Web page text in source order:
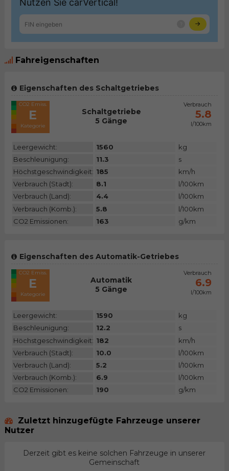
Fahreigenschaften
Eigenschaften des Schaltgetriebes
CO2 Emiss.
E
Kategorie
Schaltgetriebe
5 Gänge
Verbrauch
5.8
l/100km
Leergewicht: 1560
kg
Beschleunigung:
11.3
s
Höchstgeschwindigkeit: 185
km/h
Verbrauch (Stadt):
8.1
l/100km
Verbrauch (Land):
4.4
l/100km
Verbrauch (Komb.):
5.8
l/100km
CO2 Emissionen:
163 g/km
Eigenschaften des Automatik-Getriebes
CO2 Emiss.
E
Kategorie
Automatik
5 Gänge
Verbrauch
6.9
l/100km
Leergewicht: 1590
kg
Beschleunigung:
12.2
s
Höchstgeschwindigkeit: 182
km/h
Verbrauch (Stadt):
10.0
l/100km
Verbrauch (Land):
5.2
l/100km
Verbrauch (Komb.):
6.9
l/100km
CO2 Emissionen:
190 g/km
Zuletzt hinzugefügte Fahrzeuge unserer
Nutzer
Derzeit gibt es keine solchen Fahrzeuge in unserer
Gemeinschaft